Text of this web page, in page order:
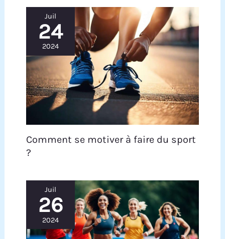
Juil
24
2024
Comment se motiver à faire du sport
?
Juil
26
2024